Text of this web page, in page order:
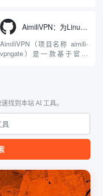
动Seed 3D两大行业领先的AI
模型架构，致力于帮助用户无
需掌握复杂的3D拓扑知识或昂
贵的专业软件，即可在...
AimiliVPN：为Linux提供纯净出站家庭IP的VPN代理网关
AimiliVPN（项目名称 aimili-
vpngate）是一款基于官方
纯 Python 标准库编写，用户
无需安装...
找到本站 AI 工具。